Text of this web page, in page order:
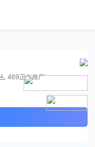
469正在推广
2024-04-16上线